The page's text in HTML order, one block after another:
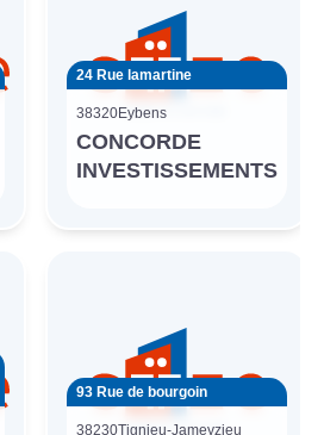
24 Rue lamartine
38320Eybens
CONCORDE
INVESTISSEMENTS
93 Rue de bourgoin
38230Tignieu-Jameyzieu